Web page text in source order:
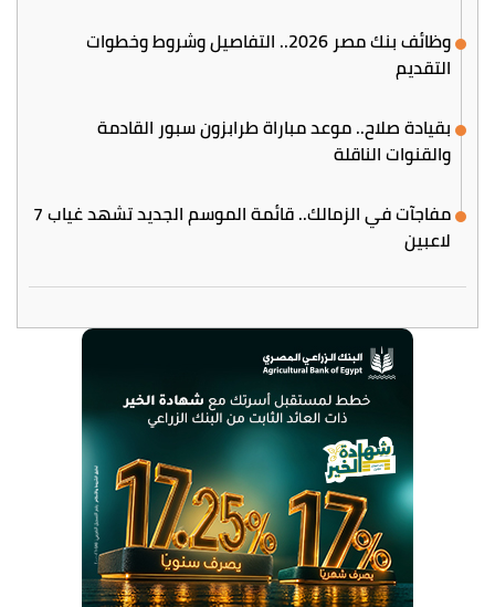
وظائف بنك مصر 2026.. التفاصيل وشروط وخطوات
التقديم
بقيادة صلاح.. موعد مباراة طرابزون سبور القادمة
والقنوات الناقلة
مفاجآت في الزمالك.. قائمة الموسم الجديد تشهد غياب 7
لاعبين